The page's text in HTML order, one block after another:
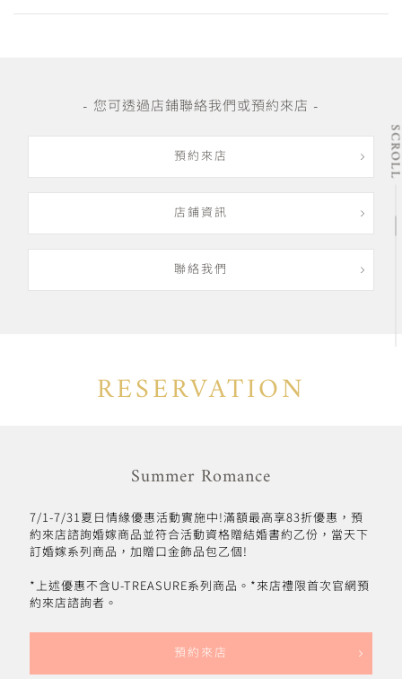
- 您可透過店鋪聯絡我們或預約來店 -
預約來店
店鋪資訊
聯絡我們
RESERVATION
Summer Romance
7/1-7/31夏日情緣優惠活動實施中!滿額最高享83折優惠，預
約來店諮詢婚嫁商品並符合活動資格贈結婚書約乙份，當天下
訂婚嫁系列商品，加贈口金飾品包乙個!
*上述優惠不含U-TREASURE系列商品。*來店禮限首次官網預
約來店諮詢者。
預約來店